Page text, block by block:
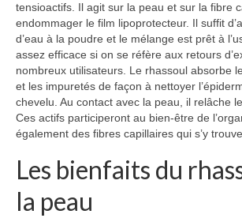
tensioactifs. Il agit sur la peau et sur la fibre
endommager le film lipoprotecteur. Il suffit
d’eau à la poudre et le mélange est prêt à
assez efficace si on se réfère aux retours
nombreux utilisateurs. Le rhassoul absorbe
et les impuretés de façon à nettoyer
chevelu. Au contact avec la peau, il relâche
Ces actifs participeront au bien-être de
également des fibres capillaires qui s’y
Les bienfaits du
la peau